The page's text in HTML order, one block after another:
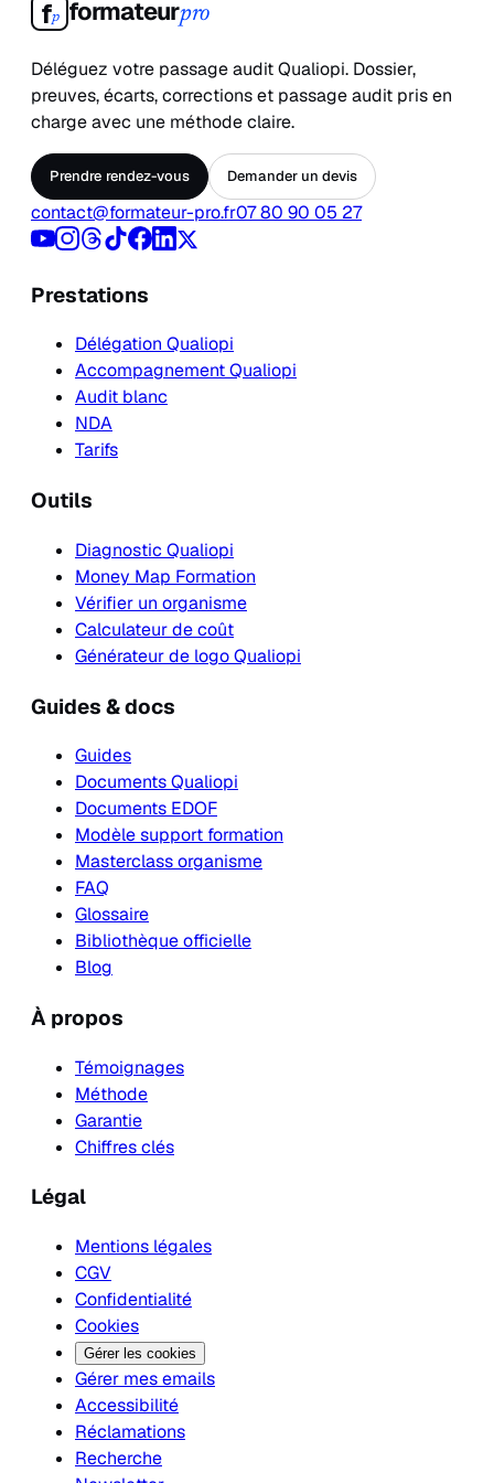
fp formateurpro
Déléguez votre passage audit Qualiopi. Dossier,
preuves, écarts, corrections et passage audit pris en
charge avec une méthode claire.
Prendre rendez-vous Demander un devis
contact@formateur-pro.fr07 80 90 05 27
Prestations
Délégation Qualiopi
Accompagnement Qualiopi
Audit blanc
NDA
Tarifs
Outils
Diagnostic Qualiopi
Money Map Formation
Vérifier un organisme
Calculateur de coût
Générateur de logo Qualiopi
Guides & docs
Guides
Documents Qualiopi
Documents EDOF
Modèle support formation
Masterclass organisme
FAQ
Glossaire
Bibliothèque officielle
Blog
À propos
Témoignages
Méthode
Garantie
Chiffres clés
Légal
Mentions légales
CGV
Confidentialité
Cookies
Gérer les cookies
Gérer mes emails
Accessibilité
Réclamations
Recherche